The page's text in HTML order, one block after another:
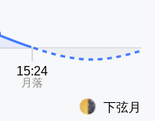
下弦月